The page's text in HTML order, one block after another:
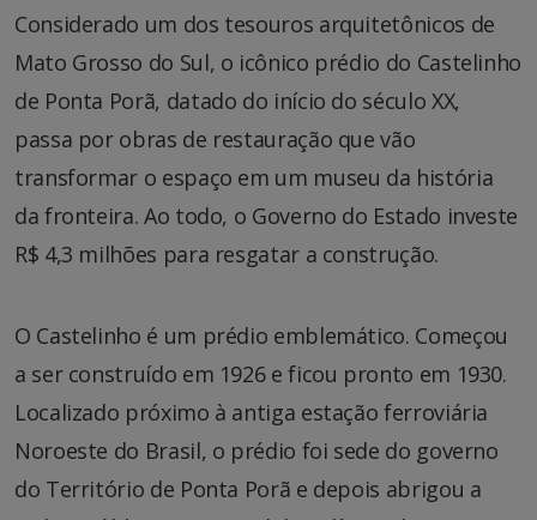
Considerado um dos tesouros arquitetônicos de
Mato Grosso do Sul, o icônico prédio do Castelinho
de Ponta Porã, datado do início do século XX,
passa por obras de restauração que vão
transformar o espaço em um museu da história
da fronteira. Ao todo, o Governo do Estado investe
R$ 4,3 milhões para resgatar a construção.
O Castelinho é um prédio emblemático. Começou
a ser construído em 1926 e ficou pronto em 1930.
Localizado próximo à antiga estação ferroviária
Noroeste do Brasil, o prédio foi sede do governo
do Território de Ponta Porã e depois abrigou a